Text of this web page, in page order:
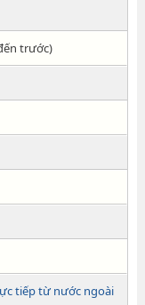
trước)
tiếp từ nước ngoài